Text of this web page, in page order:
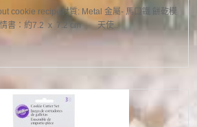
cookie recipe材質: Metal 金屬- 馬口鐵 餅乾模
情書：約7.2 x 7.2 cm 天使..